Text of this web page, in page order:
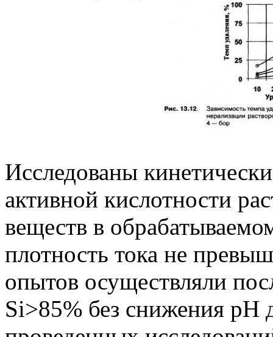
Исследованы
активной кислотности
веществ в
плотность тока не
опытов осуществляли
Si>85% без снижения pH